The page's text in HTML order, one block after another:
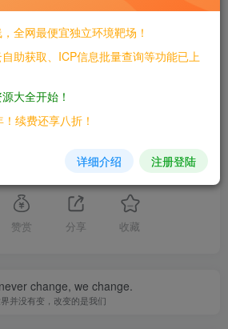
经允许请勿转载。
THE END
喜欢就支持一下吧
赞赏 分享 收藏
change, we change.
并没有变，改变的是我们
全网最便宜独立环境靶场！
助获取、ICP信息批量查询等功能已上
大全开始！
续费还享八折！
详细介绍 注册登陆